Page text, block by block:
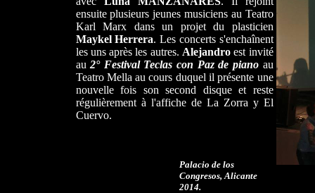
ensuite plusieurs jeunes musiciens au Teatro
Karl Marx dans un projet du plasticien
Maykel Herrera. Les concerts s'enchaînent
les uns après les autres. Alejandroest invité
au2° Festival Teclas con Paz de pianoau
Teatro Mella au cours duquel il présente une
nouvelle fois son second disque et reste
régulièrement à l'affiche de La Zorra y El
Cuervo.
Palacio de los
Congresos, Alicante
2014.